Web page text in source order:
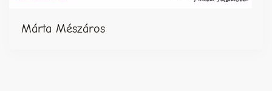
Márta Mészáros